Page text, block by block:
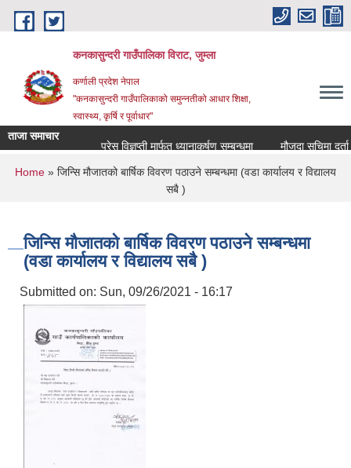
Skip to main content
कनकासुन्दरी गाउँपालिका विराट, जुम्ला
कर्णाली प्रदेश नेपाल
"कनकासुन्दरी गाउँपालिकाको समुन्नतीको आधार शिक्षा,
स्वास्थ्य, कृर्षि र पूर्वाधार"
ताजा समाचार
प्रेस विज्ञप्ती मार्फत ध्यानाकर्षण सम्बन्धमा
मौजुदा सुचिमा दर्ता
You are here
Home » जिन्सि मौजातको बार्षिक विवरण पठाउने सम्बन्धमा (वडा कार्यालय र विद्यालय
सबै )
जिन्सि मौजातको बार्षिक विवरण पठाउने सम्बन्धमा
(वडा कार्यालय र विद्यालय सबै )
Submitted on: Sun, 09/26/2021 - 16:17